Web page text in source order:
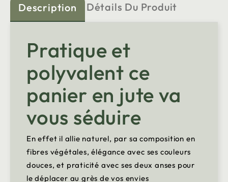
Description Détails Du Produit
Pratique et
polyvalent ce
panier en jute va
vous séduire
En effet il allie naturel, par sa composition en
fibres végétales, élégance avec ses couleurs
douces, et praticité avec ses deux anses pour
le déplacer au grès de vos envies